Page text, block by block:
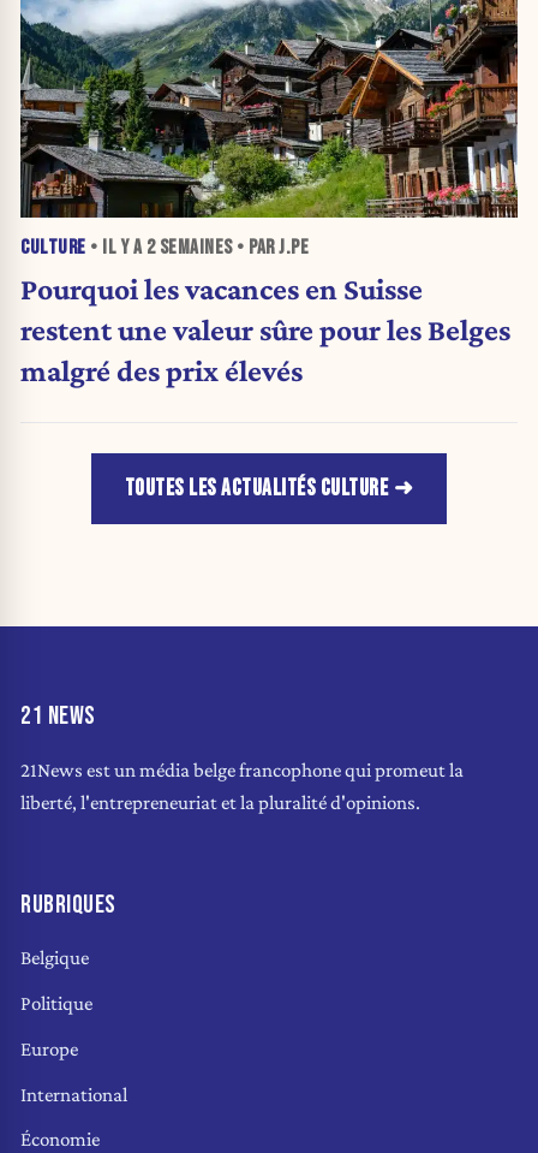
CULTURE • IL Y A 2 SEMAINES• PAR J.PE
Pourquoi les vacances en Suisse
restent une valeur sûre pour les Belges
malgré des prix élevés
TOUTES LES ACTUALITÉS CULTURE
21 NEWS
21News est un média belge francophone qui promeut la
liberté, l'entrepreneuriat et la pluralité d'opinions.
RUBRIQUES
Belgique
Politique
Europe
International
Économie